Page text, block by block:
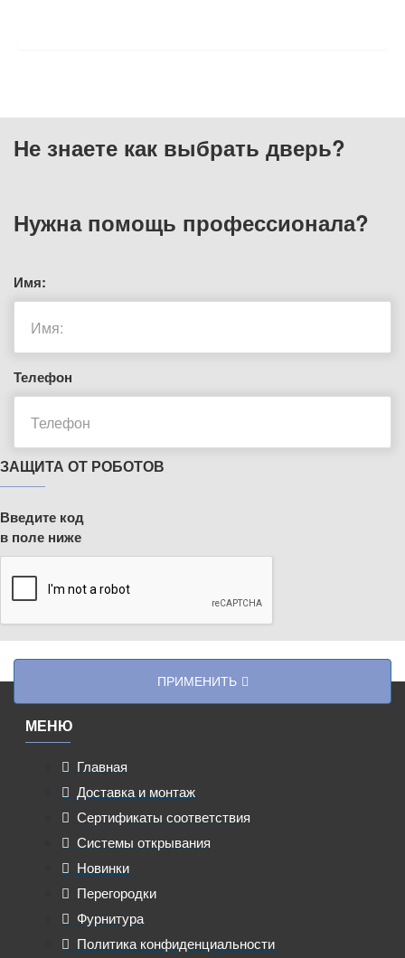
Не знаете как выбрать дверь?
Нужна помощь профессионала?
Имя:
Телефон
ЗАЩИТА ОТ РОБОТОВ
Введите код
в поле ниже
ПРИМЕНИТЬ
МЕНЮ
Главная
Доставка и монтаж
Сертификаты соответствия
Системы открывания
Новинки
Перегородки
Фурнитура
Политика конфиденциальности